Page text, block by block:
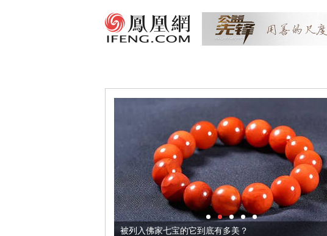
被列入佛家七宝的它到底有多美？